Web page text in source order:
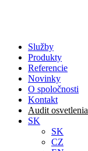
Služby
Produkty
Referencie
Novinky
O spoločnosti
Kontakt
Audit osvetlenia
SK
SK
CZ